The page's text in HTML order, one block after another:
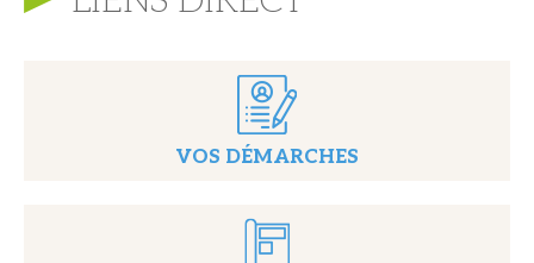
VOS DÉMARCHES